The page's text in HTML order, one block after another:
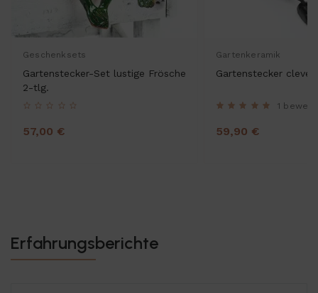
Geschenksets
Gartenstecker-Set lustige Frösche
2-tlg.
57,00 €
Gartenkeramik
Gartenstecker
1
59,90 €
Erfahrungsberichte